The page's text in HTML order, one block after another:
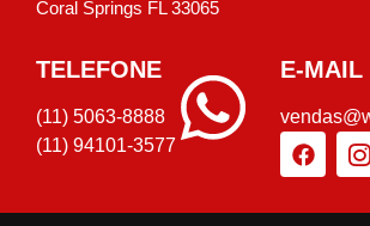
Coral Springs FL 33065
TELEFONE
(11) 5063-8888
(11) 94101-3577
E-MAIL